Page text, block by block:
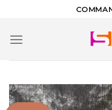
content